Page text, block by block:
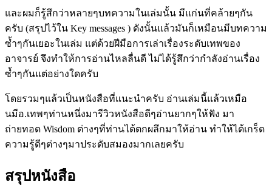
และผมก็รู้สึกว่าหลายๆบทความในเล่มนั้น มีแก่นที่คล้ายๆกัน
ครับ (สรุปไว้ใน Key messages ) ดังนั้นแล้วมันก็เหมือนมีบทความ
ซ้ำๆกันเยอะในเล่ม แต่ด้วยฝีมือการเล่าเรื่องระดับเทพของ
อาจารย์ จึงทำให้การอ่านไหลลื่นดี ไม่ได้รู้สึกว่ากำลังอ่านเรื่อง
ซ้ำๆกันแต่อย่างใดครับ
โดยรวมๆแล้วเป็นหนังสือที่แนะนำครับ อ่านเล่มนี้แล้วเหมือ
นมีอ.เทพๆท่านหนึ่งมารีวิวหนังสือดีๆอ่านยากๆให้ฟัง มา
ถ่ายทอด Wisdom ต่างๆที่ท่านได้ตกผลึกมาให้อ่าน ทำให้ได้เกร็ด
ความรู้ดีๆต่างๆมาประดับสมองมากเลยครับ
สรุปหนังสือ